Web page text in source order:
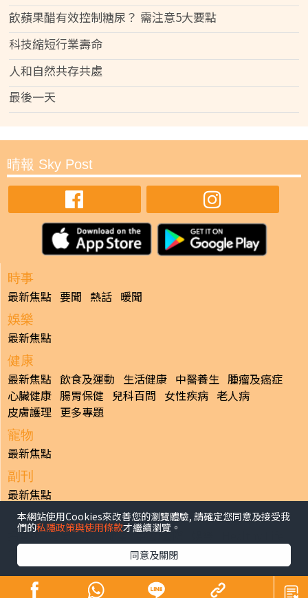
飲蘋果醋有效控制糖尿？ 需注意5大要點
科技縮短行業壽命
人和自然共存共處
最後一天
晴報 Sky Post
時事
最新焦點 要聞 熱話 暖聞
娛樂
最新焦點
健康
最新焦點 飲食及運動 生活健康 中醫養生 腫瘤及癌症
心臟健康 腸胃保健 兒科百問 女性疾病 老人病
皮膚護理 更多專題
寵物
最新焦點
副刊
最新焦點
日報
揭頁版 港聞 財經/地產 中國/國際
生活副刊
體育 專題/人物
香港經濟日報版權所有©2026
本網站使用Cookies來改善您的瀏覽體驗, 請確定您同意及接受我
們的私隱政策與使用條款才繼續瀏覽。
同意及關閉